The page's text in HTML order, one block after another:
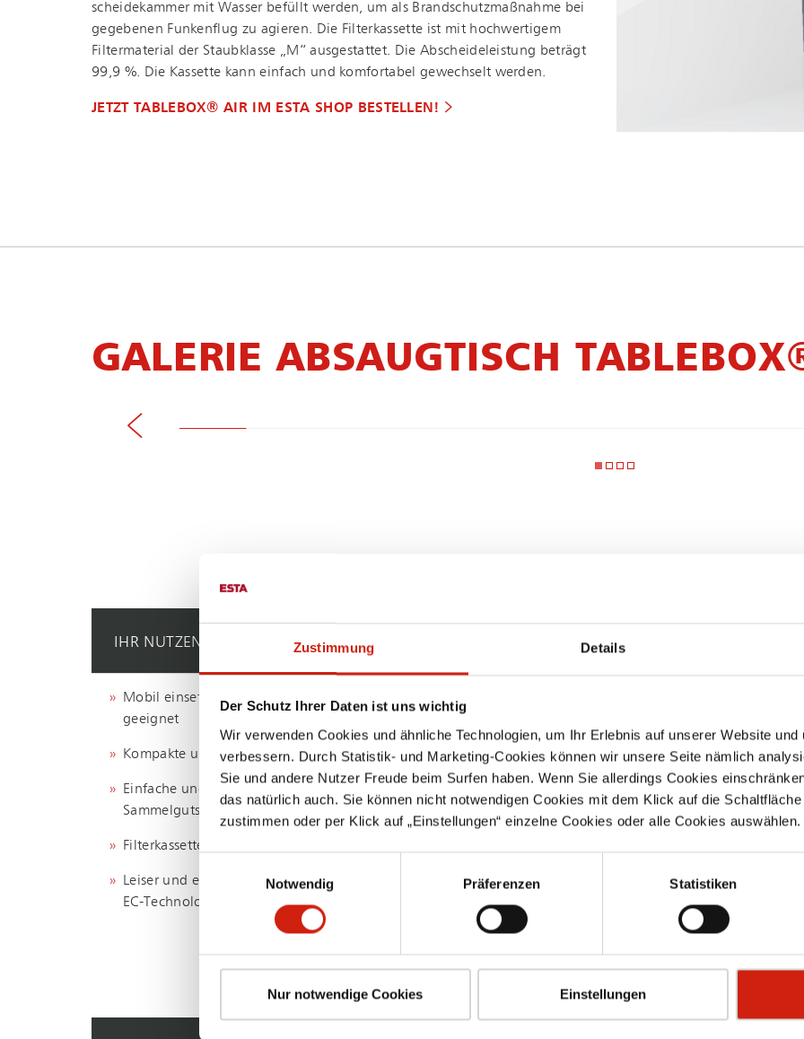
Zustimmung Details
Der Schutz Ihrer Daten ist uns wichtig
Wir verwenden Cookies und ähnliche Technologien, um Ihr Erlebnis auf unserer Website
verbessern. Durch Statistik- und Marketing-Cookies können wir unsere Seite nämlich
Sie und andere Nutzer Freude beim Surfen haben. Wenn Sie allerdings Cookies
das natürlich auch. Sie können nicht notwendigen Cookies mit dem Klick auf die Schaltfläche
zustimmen oder per Klick auf „Einstellungen“ einzelne Cookies oder alle Cookies auswählen.
Notwendig
Präferenzen Statistiken
Nur notwendige Cookies Einstellungen
schei­de­kam­mer mit Wasser befüllt werden, um als Brand­schutz­maß­nah­me bei
gegebenen Funkenflug zu agieren. Die Filterkassette ist mit hochwertigem
Filtermaterial der Staubklasse „M“ ausgestattet. Die Ab­schei­de­leis­tung beträgt
99,9 %. Die Kassette kann einfach und komfortabel gewechselt werden.
JETZT TABLEBOX® AIR IM ESTA SHOP BESTELLEN!
GALERIE ABSAUGTISCH
IHR NUTZEN
Mobil einsetzbar und für den Dauerbetrieb
geeignet
Kompakte und handliche Bauweise
Einfache und staubarme Entsorgung des
Sammelguts durch Schublade
Filterkassette der Staubklasse M
Leiser und energiesparender Betrieb durch
EC-Technologie
BESONDERHEITEN
Betriebsstundenzähler